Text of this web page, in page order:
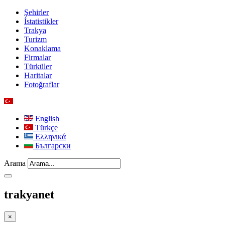
Şehirler
İstatistikler
Trakya
Turizm
Konaklama
Firmalar
Türküler
Haritalar
Fotoğraflar
English
Türkçe
Ελληνικά
Български
Arama
trakyanet
×